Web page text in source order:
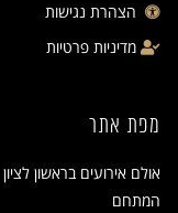
הצהרת נגישות
מדיניות פרטיות
מפת אתר
אולם אירועים בראשון לציון
המתחם